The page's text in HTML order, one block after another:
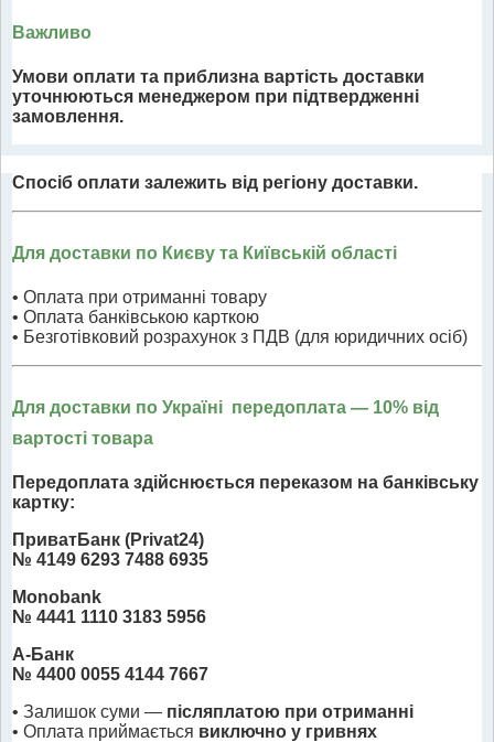
Важливо
Умови оплати та приблизна вартість доставки
уточнюються менеджером при підтвердженні
замовлення.
Спосіб оплати залежить від регіону доставки.
Для доставки по Києву та Київській області
• Оплата при отриманні товару
• Оплата банківською карткою
• Безготівковий розрахунок з ПДВ (для юридичних осіб)
Для доставки по Україні передоплата — 10% від
вартості товара
Передоплата здійснюється переказом на банківську
картку:
ПриватБанк (Privat24)
№ 4149 6293 7488 6935
Monobank
№ 4441 1110 3183 5956
А-Банк
№ 4400 0055 4144 7667
• Залишок суми — післяплатою при отриманні
• Оплата приймається виключно у гривнях